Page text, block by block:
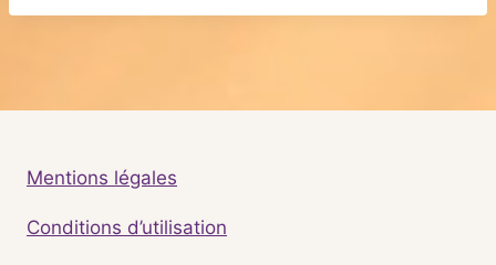
Mentions légales
Conditions d’utilisation